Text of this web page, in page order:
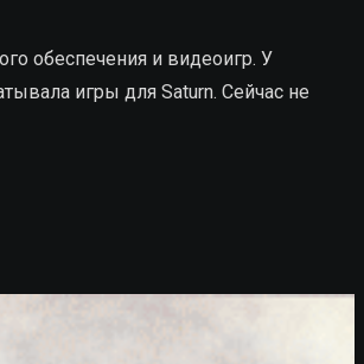
обеспечения и видеоигр. У
игры для Saturn. Сейчас не